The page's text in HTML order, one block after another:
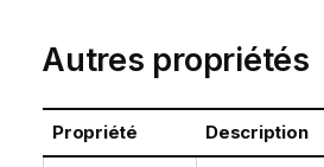
Autres propriétés
Propriété Description